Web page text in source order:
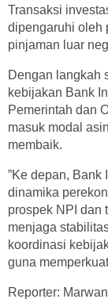
Transaksi
dipengaruhi oleh
pinjaman luar
Dengan langkah
kebijakan Bank
Pemerintah dan
masuk modal
membaik.
”Ke depan, Bank
dinamika
prospek NPI dan
menjaga
koordinasi
guna
Reporter: